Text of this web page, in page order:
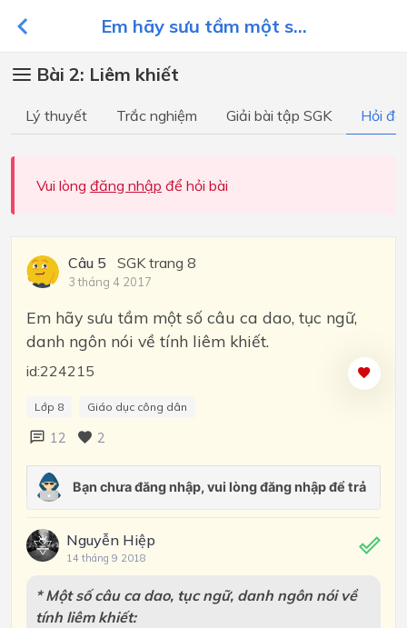
Em hãy sưu tầm một s...
Bài 2: Liêm khiết
Lý thuyết Trắc nghiệm Giải bài tập SGK Hỏi
Vui lòng đăng nhập để hỏi bài
Câu 5 SGK trang 8
3 tháng 4 2017
Em hãy sưu tầm một số câu ca dao, tục ngữ,
danh ngôn nói về tính liêm khiết.
id:224215
Lớp 8 Giáo dục công dân
12 2
Nguyễn Hiệp
14 tháng 9 2018
* Một số câu ca dao, tục ngữ, danh ngôn nói về
tính liêm khiết: